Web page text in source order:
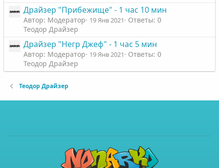
Драйзер "Прибежище" - 1 час 10 мин
Автор: Модератор 19 Янв 2021
Ответы: 0
Теодор Драйзер
Драйзер "Негр Джеф" - 1 час 5 мин
Автор: Модератор 19 Янв 2021
Ответы: 0
Теодор Драйзер
Теодор Драйзер